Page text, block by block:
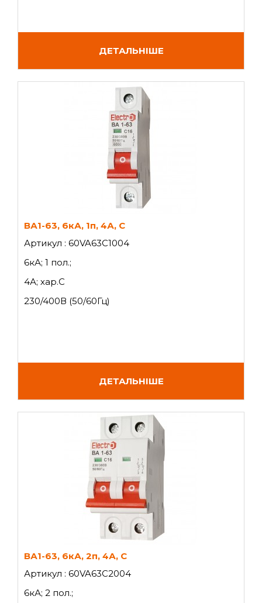
ДЕТАЛЬНІШЕ
ВА1-63, 6кА, 1п, 4А, C
Артикул : 60VA63C1004
6кА; 1 пол.;
4А; хар.C
230/400В (50/60Гц)
ДЕТАЛЬНІШЕ
ВА1-63, 6кА, 2п, 4А, C
Артикул : 60VA63C2004
6кА; 2 пол.;